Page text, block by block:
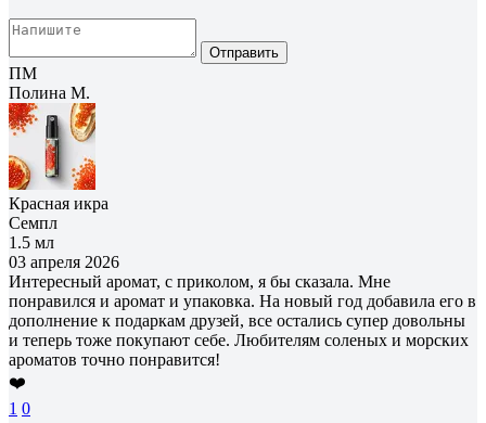
Отправить
ПМ
Полина М.
Красная икра
Семпл
1.5 мл
03 апреля 2026
Интересный аромат, с приколом, я бы сказала. Мне
понравился и аромат и упаковка. На новый год добавила его в
дополнение к подаркам друзей, все остались супер довольны
и теперь тоже покупают себе. Любителям соленых и морских
ароматов точно понравится!
❤️
1 0